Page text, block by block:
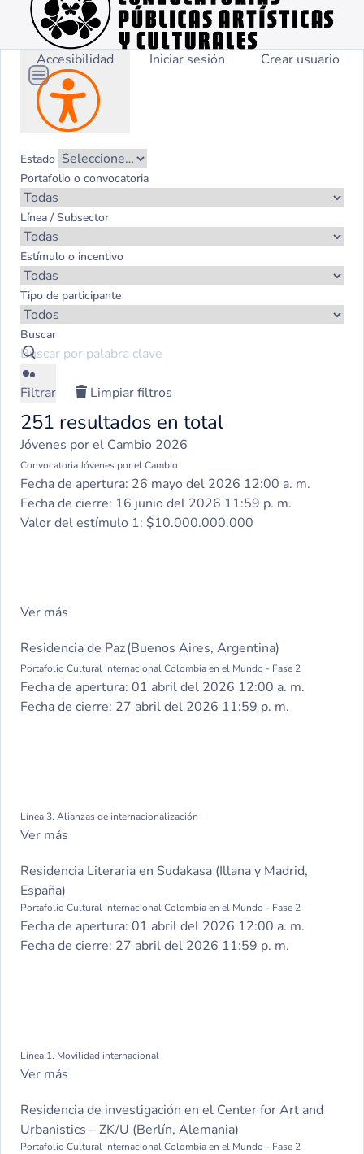
Accesibilidad Iniciar sesión Crear usuario
Estado
Portafolio o convocatoria
Línea / Subsector
Estímulo o incentivo
Tipo de participante
Buscar
Filtrar Limpiar filtros
251 resultados en total
Jóvenes por el Cambio 2026
Convocatoria Jóvenes por el Cambio
Fecha de apertura: 26 mayo del 2026 12:00 a. m.
Fecha de cierre: 16 junio del 2026 11:59 p. m.
Valor del estímulo 1: $10.000.000.000
Ver más
Residencia de Paz (Buenos Aires, Argentina)
Portafolio Cultural Internacional Colombia en el Mundo - Fase 2
Fecha de apertura: 01 abril del 2026 12:00 a. m.
Fecha de cierre: 27 abril del 2026 11:59 p. m.
Línea 3. Alianzas de internacionalización
Ver más
Residencia Literaria en Sudakasa (Illana y Madrid,
España)
Portafolio Cultural Internacional Colombia en el Mundo - Fase 2
Fecha de apertura: 01 abril del 2026 12:00 a. m.
Fecha de cierre: 27 abril del 2026 11:59 p. m.
Línea 1. Movilidad internacional
Ver más
Residencia de investigación en el Center for Art and
Urbanistics – ZK/U (Berlín, Alemania)
Portafolio Cultural Internacional Colombia en el Mundo - Fase 2